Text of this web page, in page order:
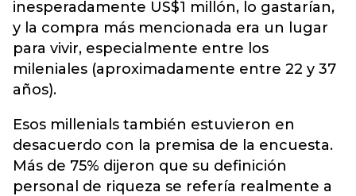
inesperadamente US$1 millón, lo gastarían,
y la compra más mencionada era un lugar
para vivir, especialmente entre los
mileniales (aproximadamente entre 22 y 37
años).
Esos millenials también estuvieron en
desacuerdo con la premisa de la encuesta.
Más de 75% dijeron que su definición
personal de riqueza se refería realmente a